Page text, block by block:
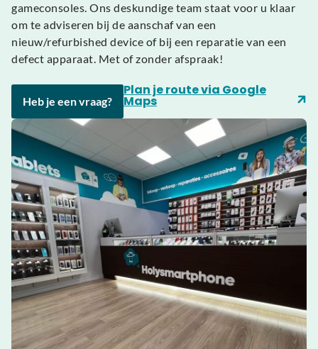
gameconsoles. Ons deskundige team staat voor u klaar
om te adviseren bij de aanschaf van een
nieuw/refurbished device of bij een reparatie van een
defect apparaat. Met of zonder afspraak!
Heb je een vraag?
Plan je route via Google
Maps